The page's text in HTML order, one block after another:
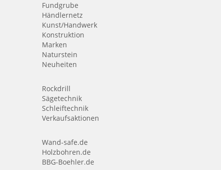
Fundgrube
Händlernetz
Kunst/Handwerk
Konstruktion
Marken
Naturstein
Neuheiten
Rockdrill
Sägetechnik
Schleiftechnik
Verkaufsaktionen
Wand-safe.de
Holzbohren.de
BBG-Boehler.de